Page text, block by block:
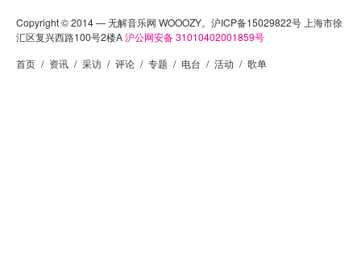
Copyright © 2014 — 无解音乐网 WOOOZY。沪ICP备15029822号 上海市徐
汇区复兴西路100号2楼A沪公网安备 31010402001859号
首页 / 资讯 / 采访 / 评论 / 专题 / 电台 / 活动 / 歌单